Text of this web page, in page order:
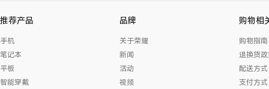
推荐产品
手机
笔记本
平板
智能穿戴
品牌
关于荣耀
新闻
活动
视频
购物相
购物指南
退换货
配送方式
支付方式